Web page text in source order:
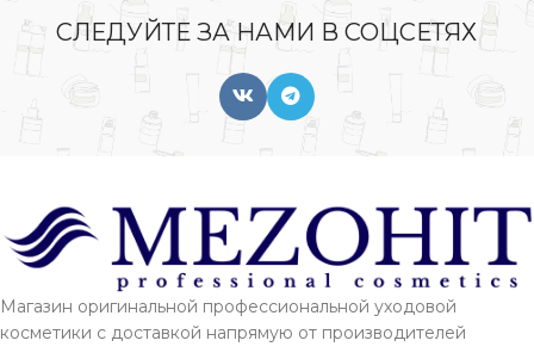
СЛЕДУЙТЕ ЗА НАМИ В СОЦСЕТЯХ
Магазин оригинальной профессиональной уходовой
косметики с доставкой напрямую от производителей